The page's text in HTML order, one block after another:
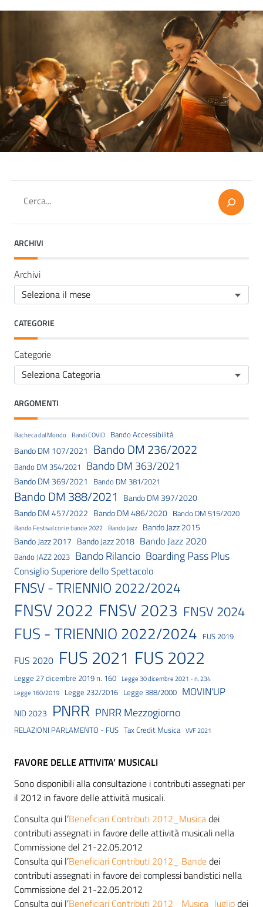
Cerca
ARCHIVI
Archivi
CATEGORIE
Categorie
ARGOMENTI
Bacheca dal Mondo Bandi COVID Bando Accessibilità
Bando DM 107/2021 Bando DM 236/2022
Bando DM 354/2021 Bando DM 363/2021
Bando DM 369/2021 Bando DM 381/2021
Bando DM 388/2021 Bando DM 397/2020
Bando DM 457/2022 Bando DM 486/2020 Bando DM 515/2020
Bando Festival cori e bande 2022 Bando Jazz
Bando Jazz 2015
Bando Jazz 2017 Bando Jazz 2018 Bando Jazz 2020
Bando JAZZ 2023 Bando Rilancio Boarding Pass Plus
Consiglio Superiore dello Spettacolo
FNSV - TRIENNIO 2022/2024
FNSV 2022 FNSV 2023 FNSV 2024
FUS - TRIENNIO 2022/2024 FUS 2019
FUS 2020 FUS 2021 FUS 2022
Legge 27 dicembre 2019 n. 160
Legge 30 dicembre 2021 - n. 234
Legge 160/2019
Legge 232/2016 Legge 388/2000 MOVIN'UP
NID 2023 PNRR PNRR Mezzogiorno
RELAZIONI PARLAMENTO - FUS Tax Credit Musica VVF 2021
FAVORE DELLE ATTIVITA’ MUSICALI
Sono disponibili alla consultazione i contributi assegnati per
il 2012 in favore delle attività musicali.
Consulta qui l’Beneficiari Contributi 2012_Musicadei
contributi assegnati in favore delle attività musicali nella
Commissione del 21-22.05.2012
Consulta qui l’Beneficiari Contributi 2012_ Bandedei
contributi assegnati in favore dei complessi bandistici nella
Commissione del 21-22.05.2012
Consulta qui l’Beneficiari Contributi 2012_ Musica_lugliodei